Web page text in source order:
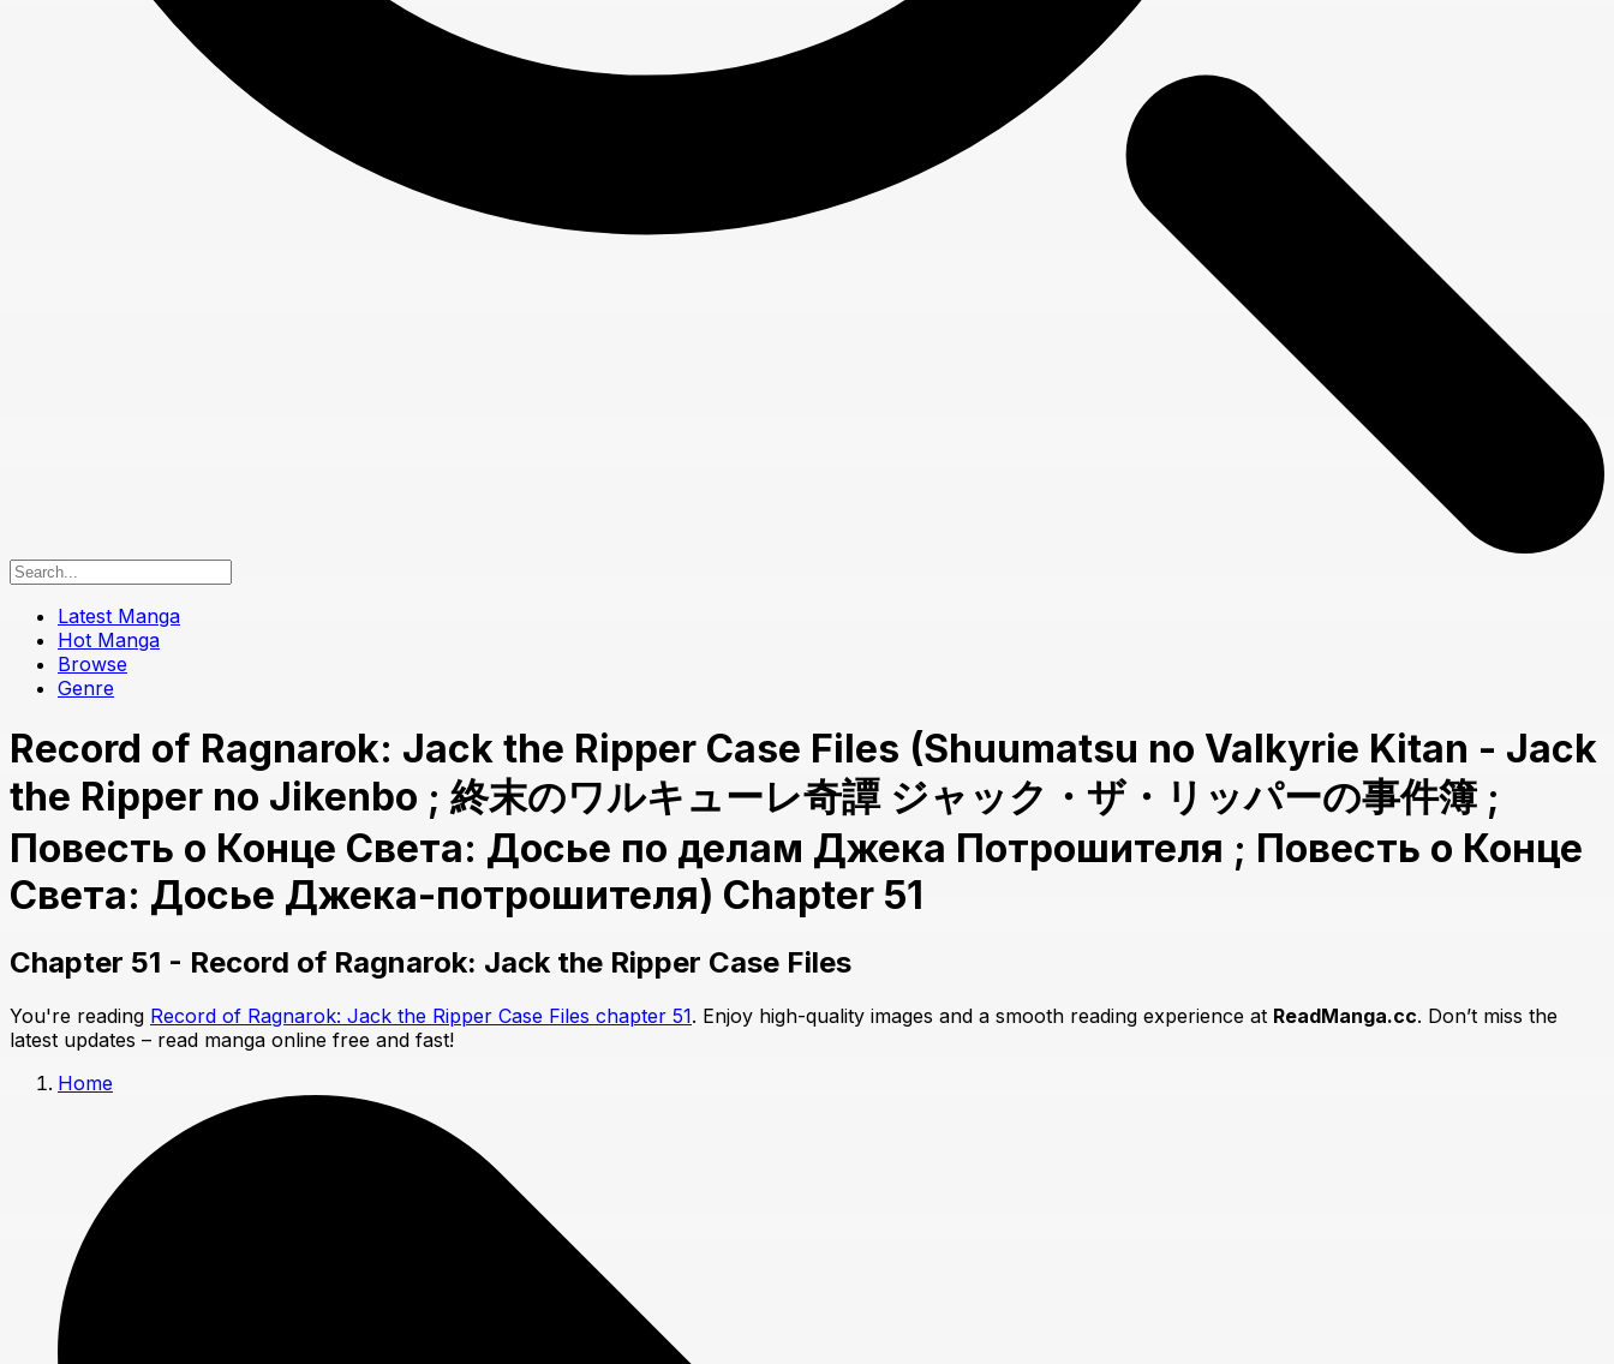
Latest Manga
Hot Manga
Browse
Genre
Record of Ragnarok: Jack the Ripper Case Files (Shuumatsu no Valkyrie Kitan - Jack
the Ripper no Jikenbo ; 終末のワルキューレ奇譚 ジャック・ザ・リッパーの事件簿 ;
Повесть о Конце Света: Досье по делам Джека Потрошителя ; Повесть о Конце
Света: Досье Джека-потрошителя) Chapter 51
Chapter 51 - Record of Ragnarok: Jack the Ripper Case Files
You're reading Record of Ragnarok: Jack the Ripper Case Files chapter 51. Enjoy high-quality images and a smooth reading experience at ReadManga.cc. Don’t miss the
latest updates – read manga online free and fast!
Home